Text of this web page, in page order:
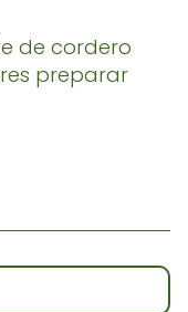
de cordero
preparar